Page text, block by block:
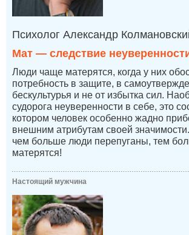
Психолог Александр
Мат — следствие
Люди чаще матерятся, когда у них
потребность в защите, в
бескультурья и не от избытка сил.
судорога неуверенности в себе, это
котором человек особенно жадно
внешним атрибутам своей
чем больше люди перепуганы, тем
матерятся!
Настоящий мужчина